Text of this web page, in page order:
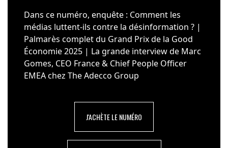
Dans ce numéro, enquête : Comment les
médias luttent-ils contre la désinformation ? |
Palmarès complet du Grand Prix de la Good
Économie 2025 | La grande interview de Marc
Gomes, CEO France & Chief People Officer
EMEA chez The Adecco Group
J'ACHÈTE LE NUMÉRO